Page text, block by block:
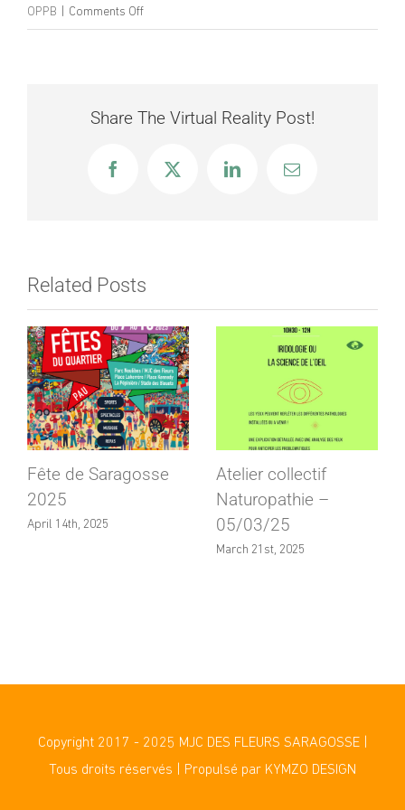
OPPB
Comments Offon
Share The Virtual Reality Post!
FacebookX LinkedInEmail
Related Posts
Fête de Saragosse
2025
April 14th, 2025
Atelier collectif
Naturopathie –
05/03/25
March 21st, 2025
Copyright 2017 - 2025 MJC DES FLEURS SARAGOSSE |
Tous droits réservés | Propulsé par KYMZO DESIGN